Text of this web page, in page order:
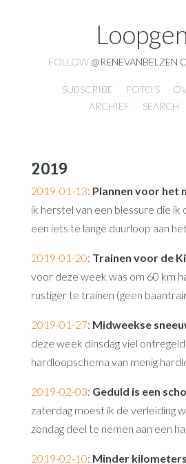
FOLLOW @RENEVANBELZEN
SUBSCRIBE FOTO'S
ARCHIEF
SEARCH
2019
2019-01-13: Plannen voor het
ik herstel van een blessure die ik
een iets te lange duurloop aan
2019-01-20: Trainen voor de
voor deze week was om 60 km
rustiger te trainen (geen
2019-01-27: Midweekse
deze week dinsdag viel
hardloopschema van menig
2019-02-03: Geduld is een
zaterdag moest ik de verleiding
zondag deel te nemen aan een
2019-02-10: Minder kilometers